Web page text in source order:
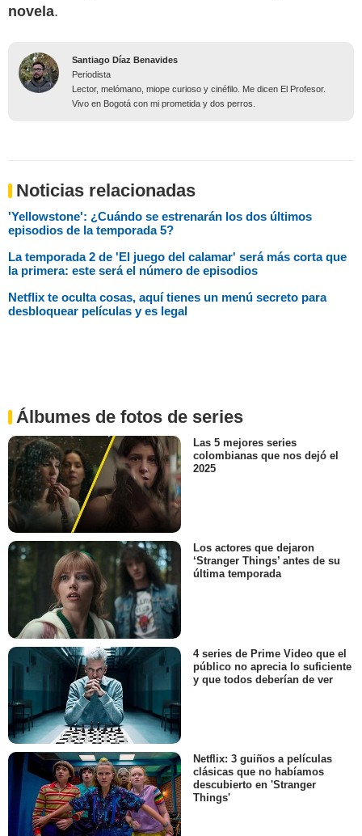
novela.
Santiago Díaz Benavides
Periodista
Lector, melómano, miope curioso y cinéfilo. Me dicen El Profesor.
Vivo en Bogotá con mi prometida y dos perros.
Noticias relacionadas
'Yellowstone': ¿Cuándo se estrenarán los dos últimos
episodios de la temporada 5?
La temporada 2 de 'El juego del calamar' será más corta que
la primera: este será el número de episodios
Netflix te oculta cosas, aquí tienes un menú secreto para
desbloquear películas y es legal
Álbumes de fotos de series
Las 5 mejores series
colombianas que nos dejó el
2025
Los actores que dejaron
‘Stranger Things’ antes de su
última temporada
4 series de Prime Video que el
público no aprecia lo suficiente
y que todos deberían de ver
Netflix: 3 guiños a películas
clásicas que no habíamos
descubierto en 'Stranger
Things'